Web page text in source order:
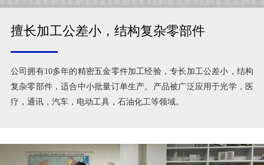
擅长加工公差小，结构复杂零部件
公司拥有10多年的精密五金零件加工经验，专长加工公差小，结构
复杂零部件，适合中小批量订单生产。产品被广泛应用于光学，医
疗，通讯，汽车，电动工具，石油化工等领域。